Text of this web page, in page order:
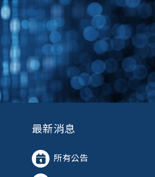
最新消息
所有公告